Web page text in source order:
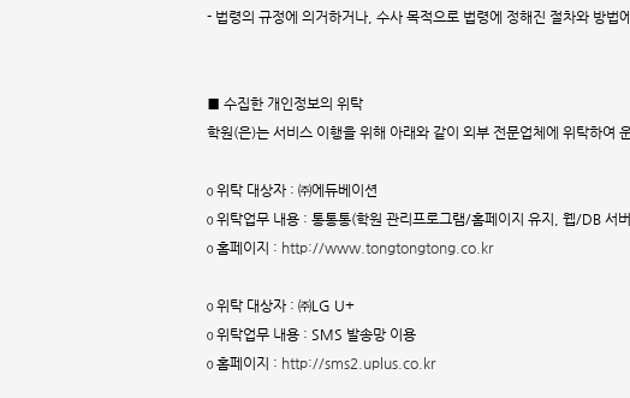
- 법령의 규정에 의거하거나, 수사 목적으로 법령에 정해진 절차와 방법
■ 수집한 개인정보의 위탁
학원(은)는 서비스 이행을 위해 아래와 같이 외부 전문업체에 위탁하여
ο 위탁 대상자 : ㈜에듀베이션
ο 위탁업무 내용 : 통통통(학원 관리프로그램/홈페이지 유지, 웹/DB 서
ο 홈페이지 : http://www.tongtongtong.co.kr
ο 위탁 대상자 : ㈜LG U+
ο 위탁업무 내용 : SMS 발송망 이용
ο 홈페이지 : http://sms2.uplus.co.kr